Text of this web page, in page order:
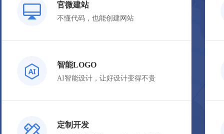
官微建站
不懂代码，也能创建网站
智能LOGO
AI智能设计，让好设计变得不贵
定制开发